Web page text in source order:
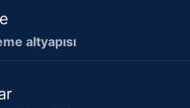
altyapısı